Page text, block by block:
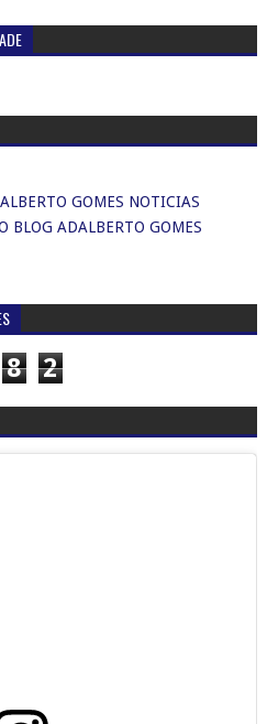
GOMES NOTICIAS
BLOG ADALBERTO GOMES
8 2